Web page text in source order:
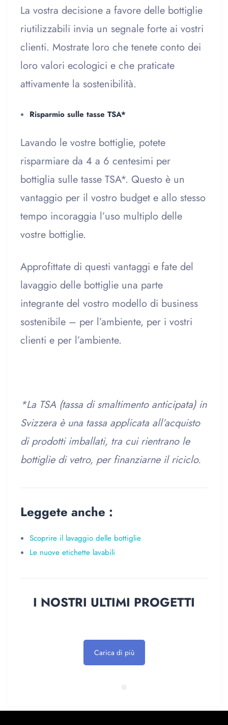
La vostra decisione a favore delle bottiglie
riutilizzabili invia un segnale forte ai vostri
clienti. Mostrate loro che tenete conto dei
loro valori ecologici e che praticate
attivamente la sostenibilità.
Risparmio sulle tasse TSA*
Lavando le vostre bottiglie, potete
risparmiare da 4 a 6 centesimi per
bottiglia sulle tasse TSA*. Questo è un
vantaggio per il vostro budget e allo stesso
tempo incoraggia l’uso multiplo delle
vostre bottiglie.
Approfittate di questi vantaggi e fate del
lavaggio delle bottiglie una parte
integrante del vostro modello di business
sostenibile – per l’ambiente, per i vostri
clienti e per l’ambiente.
*La TSA (tassa di smaltimento anticipata) in
Svizzera è una tassa applicata all’acquisto
di prodotti imballati, tra cui rientrano le
bottiglie di vetro, per finanziarne il riciclo.
Leggete anche :
Scoprire il lavaggio delle bottiglie
Le nuove etichette lavabili
I NOSTRI ULTIMI PROGETTI
Carica di più